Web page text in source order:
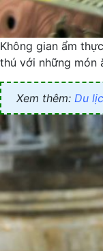
Không gian ẩm
thú với những món
Xem thêm: Du